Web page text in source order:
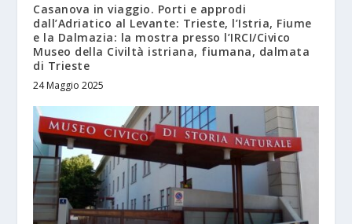
Casanova in viaggio. Porti e approdi
dall’Adriatico al Levante: Trieste, l’Istria, Fiume
e la Dalmazia: la mostra presso l’IRCI/Civico
Museo della Civiltà istriana, fiumana, dalmata
di Trieste
24 Maggio 2025